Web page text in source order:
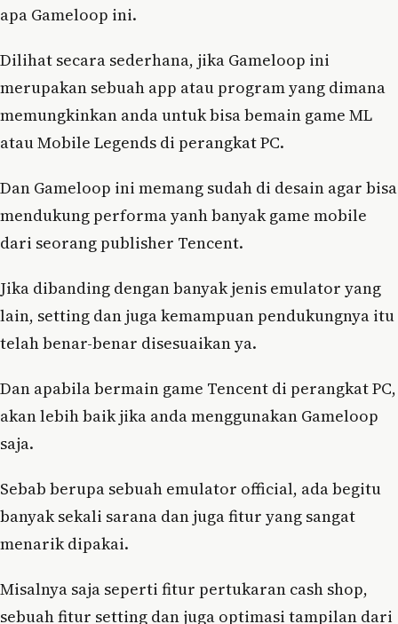
apa Gameloop ini.
Dilihat secara sederhana, jika Gameloop ini
merupakan sebuah app atau program yang dimana
memungkinkan anda untuk bisa bemain game ML
atau Mobile Legends di perangkat PC.
Dan Gameloop ini memang sudah di desain agar bisa
mendukung performa yanh banyak game mobile
dari seorang publisher Tencent.
Jika dibanding dengan banyak jenis emulator yang
lain, setting dan juga kemampuan pendukungnya itu
telah benar-benar disesuaikan ya.
Dan apabila bermain game Tencent di perangkat PC,
akan lebih baik jika anda menggunakan Gameloop
saja.
Sebab berupa sebuah emulator official, ada begitu
banyak sekali sarana dan juga fitur yang sangat
menarik dipakai.
Misalnya saja seperti fitur pertukaran cash shop,
sebuah fitur setting dan juga optimasi tampilan dari